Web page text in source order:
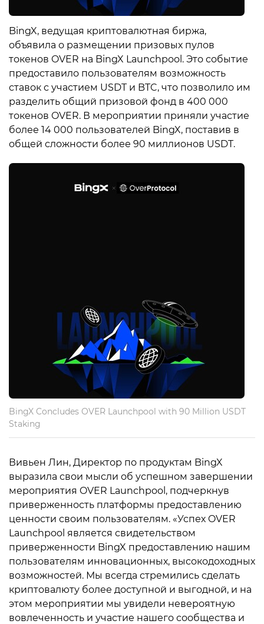
BingX, ведущая криптовалютная биржа,
объявила о размещении призовых пулов
токенов OVER на BingX Launchpool. Это событие
предоставило пользователям возможность
ставок с участием USDT и BTC, что позволило им
разделить общий призовой фонд в 400 000
токенов OVER. В мероприятии приняли участие
более 14 000 пользователей BingX, поставив в
общей сложности более 90 миллионов USDT.
BingX Concludes OVER Launchpool with 90 Million USDT
Staking
Вивьен Лин, Директор по продуктам BingX
выразила свои мысли об успешном завершении
мероприятия OVER Launchpool, подчеркнув
приверженность платформы предоставлению
ценности своим пользователям. «Успех OVER
Launchpool является свидетельством
приверженности BingX предоставлению нашим
пользователям инновационных, высокодоходных
возможностей. Мы всегда стремились сделать
криптовалюту более доступной и выгодной, и на
этом мероприятии мы увидели невероятную
вовлеченность и участие нашего сообщества и